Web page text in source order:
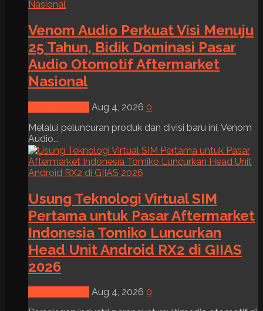
Venom Audio Perkuat Visi Menuju
25 Tahun, Bidik Dominasi Pasar
Audio Otomotif Aftermarket
Nasional
Aug 4, 2026 0
Melalui peluncuran produk dan divisi baru ini, Venom
Audio...
Usung Teknologi Virtual SIM
Pertama untuk Pasar Aftermarket
Indonesia Tomiko Luncurkan
Head Unit Android RX2 di GIIAS
2026
Aug 4, 2026 0